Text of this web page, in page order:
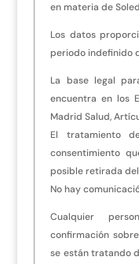
en materia de
Los datos
periodo indefinido
La base legal
encuentra en los
Madrid Salud,
El tratamiento
consentimiento
posible retirada
No hay
Cualquier
confirmación
se están tratando